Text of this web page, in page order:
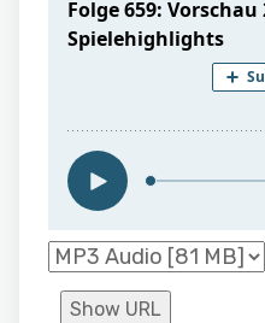
Show URL